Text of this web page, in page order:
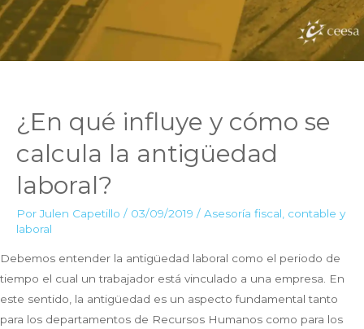
empresa
familiar?
¿En qué influye y cómo se
calcula la antigüedad
laboral?
PorJulen Capetillo / 03/09/2019 / Asesoría fiscal, contable y
laboral
Debemos entender la antigüedad laboral como el periodo de
tiempo el cual un trabajador está vinculado a una empresa. En
este sentido, la antigüedad es un aspecto fundamental tanto
para los departamentos de Recursos Humanos como para los